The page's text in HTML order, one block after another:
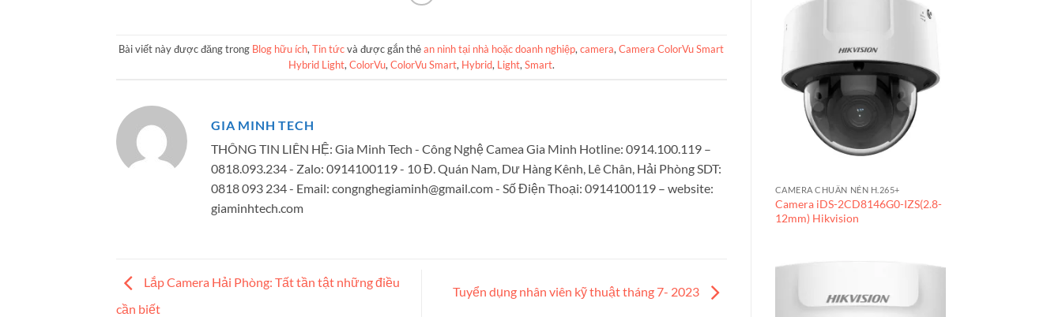
Bài viết này được đăng trong Blog hữu ích,Tin tứcvà được gắn thẻan ninh tại nhà hoặc doanh nghiệp,camera,Camera ColorVu Smart
Hybrid Light, ColorVu, ColorVu Smart, Hybrid, Light, Smart.
GIA MINH TECH
THÔNG TIN LIÊN HỆ: Gia Minh Tech - Công Nghệ Camea Gia Minh Hotline: 0914.100.119 –
0818.093.234 - Zalo: 0914100119 - 10 Đ. Quán Nam, Dư Hàng Kênh, Lê Chân, Hải Phòng SDT:
0818 093 234 - Email: congnghegiaminh@gmail.com- Số Điện Thoại: 0914100119 – website:
giaminhtech.com
Lắp Camera Hải Phòng: Tất tần tật những điều
cần biết
Tuyển dụng nhân viên kỹ thuật tháng 7- 2023
CAMERA CHUẨN NÉN H.265+
Camera iDS-2CD8146G0-IZS(2.8-
12mm) Hikvision